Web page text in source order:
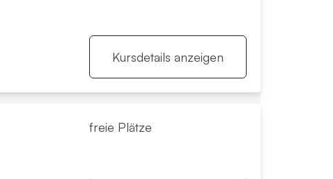
Kursdetails anzeigen
freie Plätze